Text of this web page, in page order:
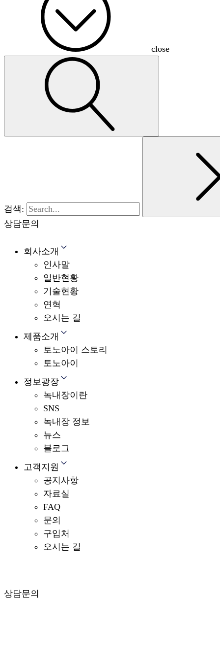
close
검색:
상담문의
회사소개
인사말
일반현황
기술현황
연혁
오시는 길
제품소개
토노아이 스토리
토노아이
정보광장
녹내장이란
SNS
녹내장 정보
뉴스
블로그
고객지원
공지사항
자료실
FAQ
문의
구입처
오시는 길
상담문의